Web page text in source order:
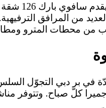
في
من المرافق
من محطات المترو
في بر دبي التجوّل
كلّ صباح. وتتوفر